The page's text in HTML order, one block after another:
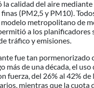
calidad del aire mediante
(PM2,5 y PM10).
metropolitano de
a los planificadores
tráfico y emisiones.
fue tan pormenorizado
más de una década, el
fuerza, del 26% al 42% de
mientras que la cuota